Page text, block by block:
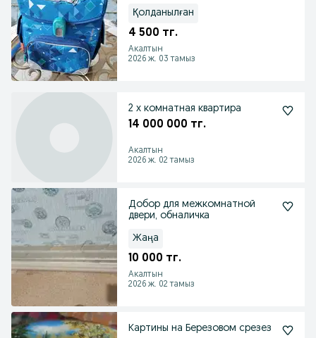
Қолданылған
4 500 тг.
Акалтын
2026 ж. 03 тамыз
2 х комнатная квартира
14 000 000 тг.
Акалтын
2026 ж. 02 тамыз
Добор для межкомнатной
двери, обналичка
Жаңа
10 000 тг.
Акалтын
2026 ж. 02 тамыз
Картины на Березовом срезез